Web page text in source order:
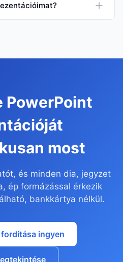
PowerPoint
most
és minden dia, jegyzet
ép formázással érkezik
bankkártya nélkül.
ingyen